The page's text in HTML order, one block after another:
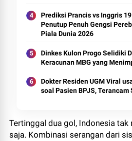
Prediksi Prancis vs Inggris
Penutup Penuh Gengsi
Piala Dunia 2026
Dinkes Kulon Progo Selidiki
Keracunan MBG yang
Dokter Residen UGM Viral
soal Pasien BPJS, Terancam
Tertinggal dua gol, Indonesia tak
saja. Kombinasi serangan dari